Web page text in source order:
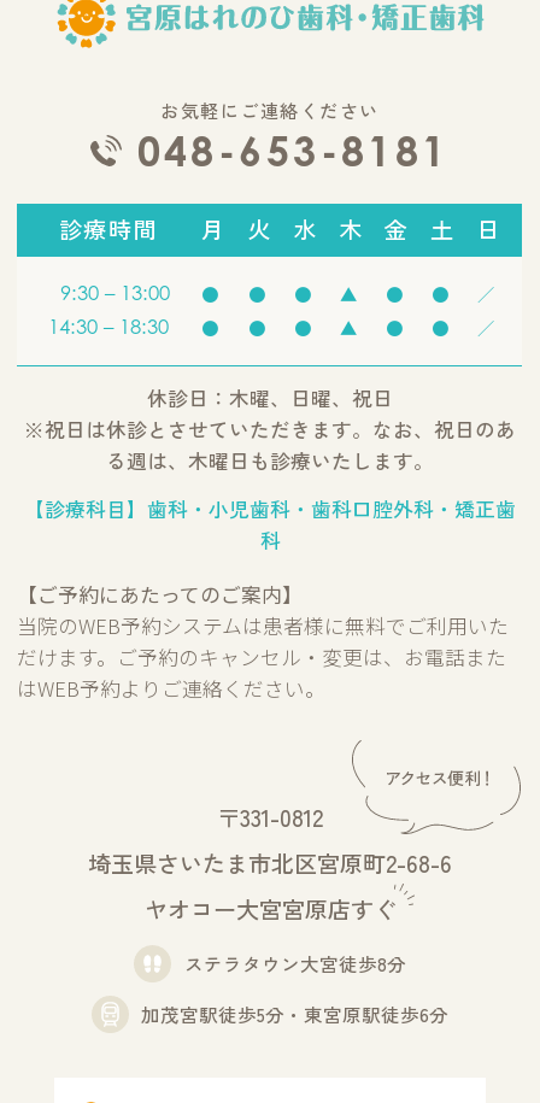
お気軽にご連絡ください
048-653-8181
診療時間 月 火 水 木 金 土 日
9:30 – 13:00 ● ● ● ▲ ● ● ／
14:30 – 18:30 ● ● ● ▲ ● ● ／
休診日：木曜、日曜、祝日
※祝日は休診とさせていただきます。なお、祝日のあ
る週は、木曜日も診療いたします。
【診療科目】歯科・小児歯科・歯科口腔外科・矯正歯
科
【ご予約にあたってのご案内】
当院のWEB予約システムは患者様に無料でご利用いた
だけます。ご予約のキャンセル・変更は、お電話また
はWEB予約よりご連絡ください。
〒331-0812
埼玉県さいたま市北区宮原町2-68-6
ヤオコー大宮宮原店すぐ
ステラタウン大宮徒歩8分
加茂宮駅徒歩5分・東宮原駅徒歩6分